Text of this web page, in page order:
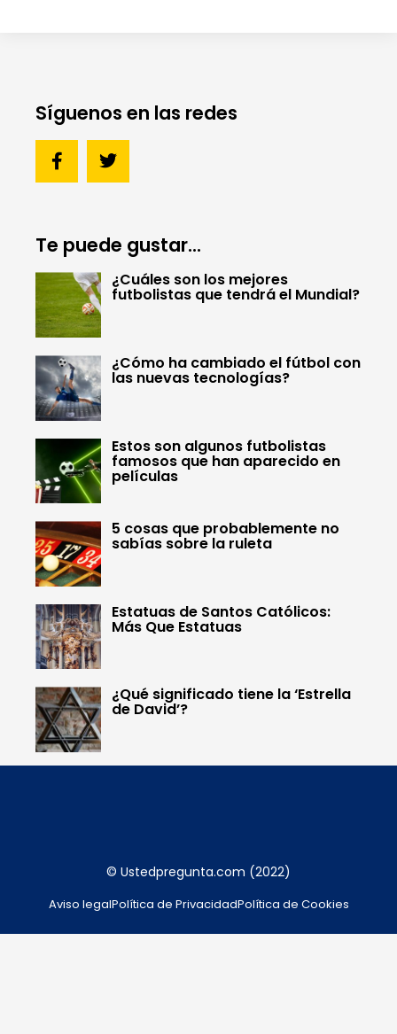
Síguenos en las redes
Te puede gustar...
¿Cuáles son los mejores
futbolistas que tendrá el Mundial?
¿Cómo ha cambiado el fútbol con
las nuevas tecnologías?
Estos son algunos futbolistas
famosos que han aparecido en
películas
5 cosas que probablemente no
sabías sobre la ruleta
Estatuas de Santos Católicos:
Más Que Estatuas
¿Qué significado tiene la ‘Estrella
de David’?
© Ustedpregunta.com (2022)
Aviso legalPolítica de PrivacidadPolítica de Cookies